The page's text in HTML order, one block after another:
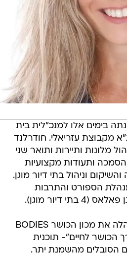
(46) מונתה בימים אלו למנכ"לית בית
מקבוצת עזריאלי. חודרלנד
מלונות ותיירות ותואר שני
ותעודות מקצועיות
וניהול בתי דיור מוגן.
הספורט והתרבות
דיור מוגן).
מיכל בעבר הקימה וניהלה את מכון הכושר BODIES
הכושר לחיים"- תוכנית
הסובלים מהשמנת יתר.